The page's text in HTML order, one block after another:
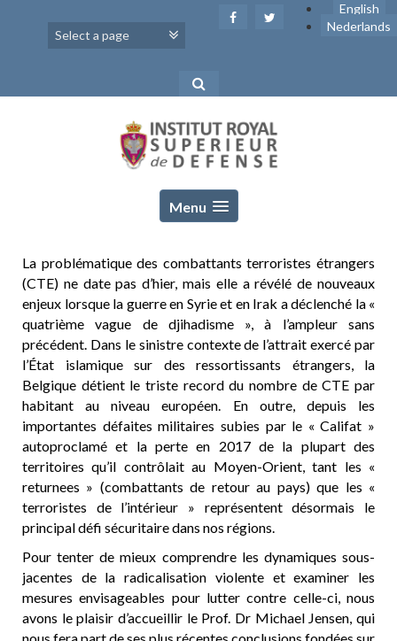
English
Nederlands
Menu
La problématique des combattants terroristes étrangers
(CTE) ne date pas d’hier, mais elle a révélé de nouveaux
enjeux lorsque la guerre en Syrie et en Irak a déclenché la «
quatrième vague de djihadisme », à l’ampleur sans
précédent. Dans le sinistre contexte de l’attrait exercé par
l’État islamique sur des ressortissants étrangers, la
Belgique détient le triste record du nombre de CTE par
habitant au niveau européen. En outre, depuis les
importantes défaites militaires subies par le « Califat »
autoproclamé et la perte en 2017 de la plupart des
territoires qu’il contrôlait au Moyen-Orient, tant les «
returnees » (combattants de retour au pays) que les «
terroristes de l’intérieur » représentent désormais le
principal défi sécuritaire dans nos régions.
Pour tenter de mieux comprendre les dynamiques sous-
jacentes de la radicalisation violente et examiner les
mesures envisageables pour lutter contre celle-ci, nous
avons le plaisir d’accueillir le Prof. Dr Michael Jensen, qui